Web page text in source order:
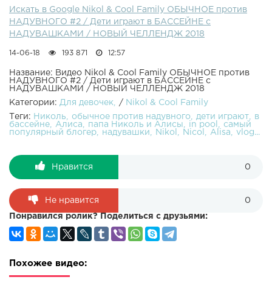
партнерке, то я предлагаю Вам подключиться к сети AIR
по моей реферальной ссылке!Моя ссылка для
подключения к медиасети AIR Пишите отзывы о моих
channelЛУЧШИЕ ПЛЕЙЛИСТЫ КАНАЛАВСЕ ВИДЕО -
Распаковка классных игрушек !!! - Праздники - VLOG -
Искать в Google Nikol & Cool Family ОБЫЧНОЕ против
НАДУВНОГО #2 / Дети играют в БАССЕЙНЕ с
НАДУВАШКАМИ / НОВЫЙ ЧЕЛЛЕНДЖ 2018
14-06-18 193 871 12:57
Название: Видео Nikol & Cool Family ОБЫЧНОЕ против
НАДУВНОГО #2 / Дети играют в БАССЕЙНЕ с
НАДУВАШКАМИ / НОВЫЙ ЧЕЛЛЕНДЖ 2018
Категории: Для девочек /
Nikol & Cool Family
Теги: Николь обычное против надувного дети играют
в
бассейне
Алиса папа Николь и Алисы in pool
самый
популярный блогер
надувашки Nikol Nicol Alisa vlog...
Нравится 0
Не нравится 0
Понравился ролик? Поделиться с друзьями:
Похожее видео: